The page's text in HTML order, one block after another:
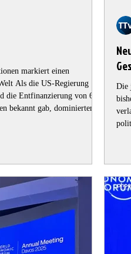
markiert einen
Als die US-Regierung
die Entfinanzierung von 66
bekannt gab, dominierten in
Die